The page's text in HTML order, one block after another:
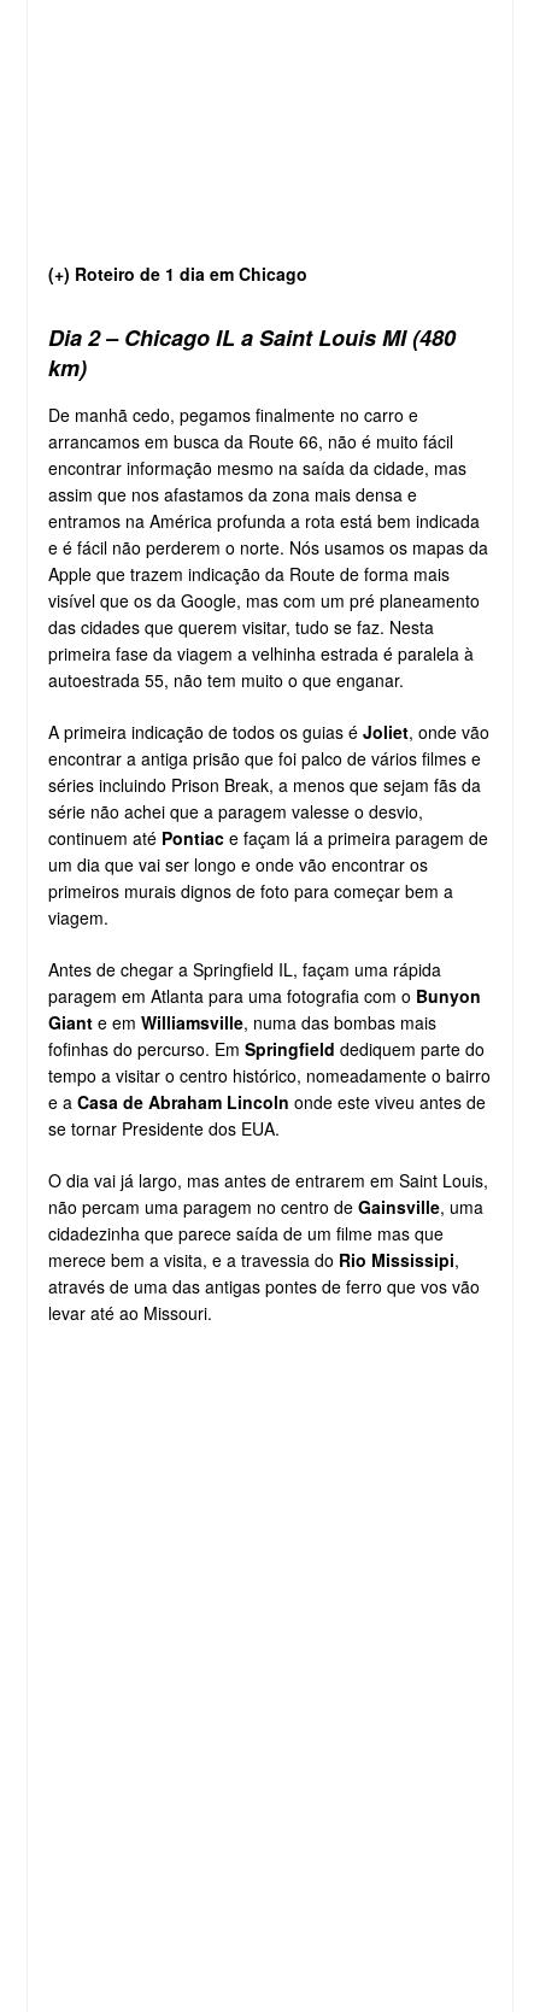
(+) Roteiro de 1 dia em Chicago
Dia 2 – Chicago IL a Saint Louis MI (480
km)
De manhã cedo, pegamos finalmente no carro e
arrancamos em busca da Route 66, não é muito fácil
encontrar informação mesmo na saída da cidade, mas
assim que nos afastamos da zona mais densa e
entramos na América profunda a rota está bem indicada
e é fácil não perderem o norte. Nós usamos os mapas da
Apple que trazem indicação da Route de forma mais
visível que os da Google, mas com um pré planeamento
das cidades que querem visitar, tudo se faz. Nesta
primeira fase da viagem a velhinha estrada é paralela à
autoestrada 55, não tem muito o que enganar.
A primeira indicação de todos os guias é Joliet, onde vão
encontrar a antiga prisão que foi palco de vários filmes e
séries incluindo Prison Break, a menos que sejam fãs da
série não achei que a paragem valesse o desvio,
continuem até Pontiace façam lá a primeira paragem de
um dia que vai ser longo e onde vão encontrar os
primeiros murais dignos de foto para começar bem a
viagem.
Antes de chegar a Springfield IL, façam uma rápida
paragem em Atlanta para uma fotografia com o Bunyon
Giant e em Williamsville, numa das bombas mais
fofinhas do percurso. Em Springfield dediquem parte do
tempo a visitar o centro histórico, nomeadamente o bairro
e a Casa de Abraham Lincoln onde este viveu antes de
se tornar Presidente dos EUA.
O dia vai já largo, mas antes de entrarem em Saint Louis,
não percam uma paragem no centro de Gainsville, uma
cidadezinha que parece saída de um filme mas que
merece bem a visita, e a travessia do Rio Mississipi,
através de uma das antigas pontes de ferro que vos vão
levar até ao Missouri.